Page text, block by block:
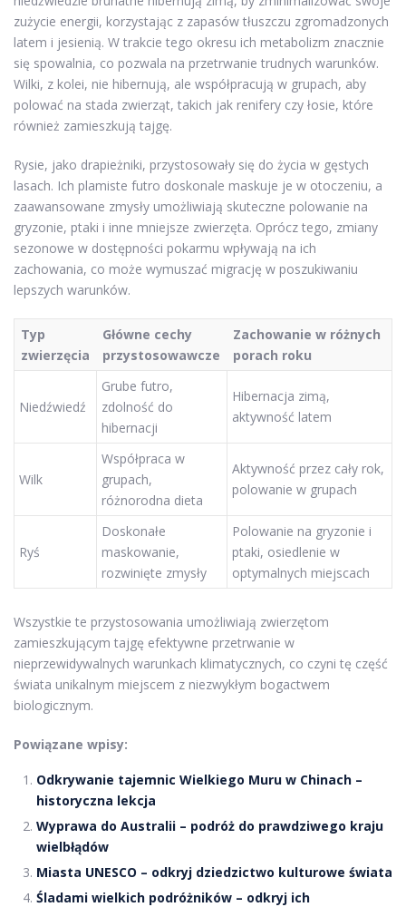
zużycie energii, korzystając z zapasów tłuszczu zgromadzonych
latem i jesienią. W trakcie tego okresu ich metabolizm znacznie
się spowalnia, co pozwala na przetrwanie trudnych warunków.
Wilki, z kolei, nie hibernują, ale współpracują w grupach, aby
polować na stada zwierząt, takich jak renifery czy łosie, które
również zamieszkują tajgę.
Rysie, jako drapieżniki, przystosowały się do życia w gęstych
lasach. Ich plamiste futro doskonale maskuje je w otoczeniu, a
zaawansowane zmysły umożliwiają skuteczne polowanie na
gryzonie, ptaki i inne mniejsze zwierzęta. Oprócz tego, zmiany
sezonowe w dostępności pokarmu wpływają na ich
zachowania, co może wymuszać migrację w poszukiwaniu
lepszych warunków.
Typ
zwierzęcia
Główne cechy
przystosowawcze
Zachowanie w różnych
porach roku
Niedźwiedź
Grube futro,
zdolność do
hibernacji
Hibernacja zimą,
aktywność latem
Wilk
Współpraca w
grupach,
różnorodna dieta
Aktywność przez cały rok,
polowanie w grupach
Ryś
Doskonałe
maskowanie,
rozwinięte zmysły
Polowanie na gryzonie i
ptaki, osiedlenie w
optymalnych miejscach
Wszystkie te przystosowania umożliwiają zwierzętom
zamieszkującym tajgę efektywne przetrwanie w
nieprzewidywalnych warunkach klimatycznych, co czyni tę część
świata unikalnym miejscem z niezwykłym bogactwem
biologicznym.
Powiązane wpisy:
Odkrywanie tajemnic Wielkiego Muru w Chinach –
historyczna lekcja
Wyprawa do Australii – podróż do prawdziwego kraju
wielbłądów
Miasta UNESCO – odkryj dziedzictwo kulturowe świata
Śladami wielkich podróżników – odkryj ich